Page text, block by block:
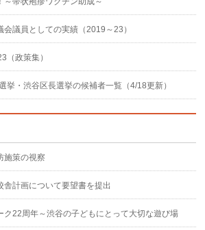
議員としての実績（2019～23）
（政策集）
挙・渋谷区長選挙の候補者一覧（4/18更新）
施策の視察
舎計画について要望書を提出
ク22周年～渋谷の子どもにとって大切な遊び場